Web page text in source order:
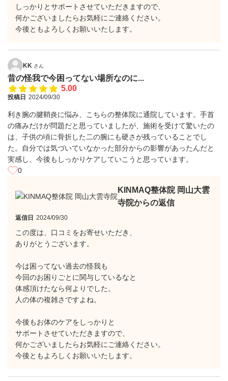
しっかりとサポートさせていただきますので、
何かございましたらお気軽にご連絡ください。
今後ともよろしくお願いいたします。
KK さん
昔の怪我で今困ってない場所なのに...
5.00
投稿日 2024/09/30
利き腕の腱鞘炎に悩み、こちらの整体院に通院しています。手首
の痛みだけが問題だと思っていましたが、施術を受けて驚いたの
は、子供の頃に骨折した二の腕にも硬さが残っていることでし
た。自分では気づいていなかった部分からの影響があったんだと
実感し、今後もしっかりケアしていこうと思っています。
0
KINMAQ整体院 岡山大雲
寺院からの返信
返信日 2024/09/30
この度は、口コミをお寄せいただき、
ありがとうございます。
今は困ってない過去の怪我も
今回のお困りごとに関与しているなと
体感頂けたなら何よりでした。
人の体の複雑さですよね。
今後もお体のケアをしっかりと
サポートさせていただきますので、
何かございましたらお気軽にご連絡ください。
今後ともよろしくお願いいたします。